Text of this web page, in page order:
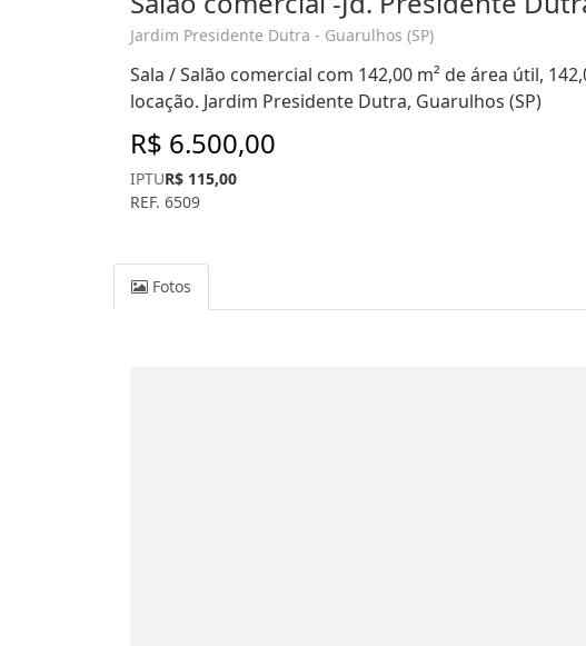
Jardim Presidente Dutra - Guarulhos (SP)
Sala / Salão comercial com 142,00 m² de área útil,
locação. Jardim Presidente Dutra, Guarulhos (SP)
R$ 6.500,00
IPTUR$ 115,00
REF. 6509
Fotos